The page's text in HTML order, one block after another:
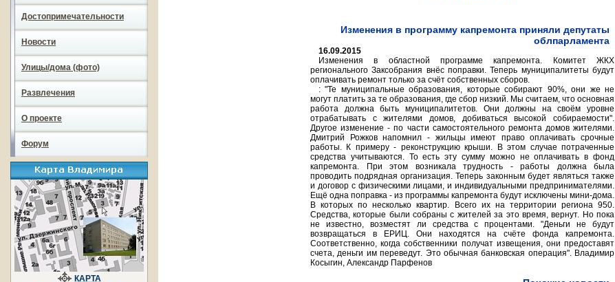
Достопримечательности
Новости
Улицы/дома (фото)
Развлечения
О проекте
Форум
КАРТА
Изменения в программу капремонта приняли депутаты
облпарламента
16.09.2015
Изменения в областной программе капремонта. Комитет ЖКХ
регионального Заксобрания внёс поправки. Теперь муниципалитеты будут
оплачивать ремонт только за счёт собственных сборов.
: "Те муниципальные образования, которые собирают 90%, они же не
могут платить за те образования, где сбор низкий. Мы считаем, что основная
работа должна быть муниципалитетов. Они должны на своём уровне
отрабатывать с жителями домов, добиваться высокой собираемости".
Другое изменение - по части самостоятельного ремонта домов жителями.
Дмитрий Рожков напомнил - жильцы имеют право оплачивать срочные
работы. К примеру - реконструкцию крыши. В этом случае потраченные
средства учитываются. То есть эту сумму можно не оплачивать в фонд
капремонта. При этом возникала трудность - работы должна была
проводить подрядная организация. Теперь законным будет являться также
и договор с физическими лицами, и индивидуальными предпринимателями.
Ещё одна поправка - из программы капремонта будут исключены мини-дома.
В которых по несколько квартир. Всего их на территории региона 950.
Средства, которые были собраны с жителей за это время, вернут. Но пока
не известно, возместят ли средства с процентами. "Деньги не будут
возвращаться в ЕРИЦ. Они находятся на счёте фонда капремонта.
Соответственно, когда собственники получат извещения, они предоставят
счета, деньги им переведут. Это обычная банковская операция". Владимир
Косыгин, Александр Парфенов